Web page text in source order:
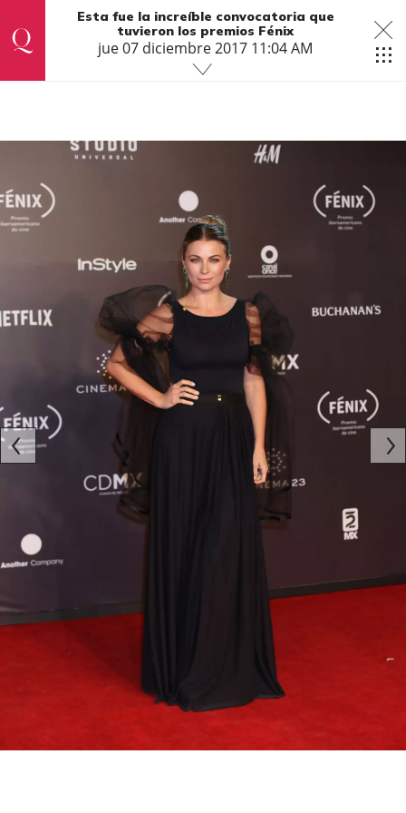
Esta fue la increíble convocatoria que
tuvieron los premios Fénix
jue 07 diciembre 2017 11:04 AM